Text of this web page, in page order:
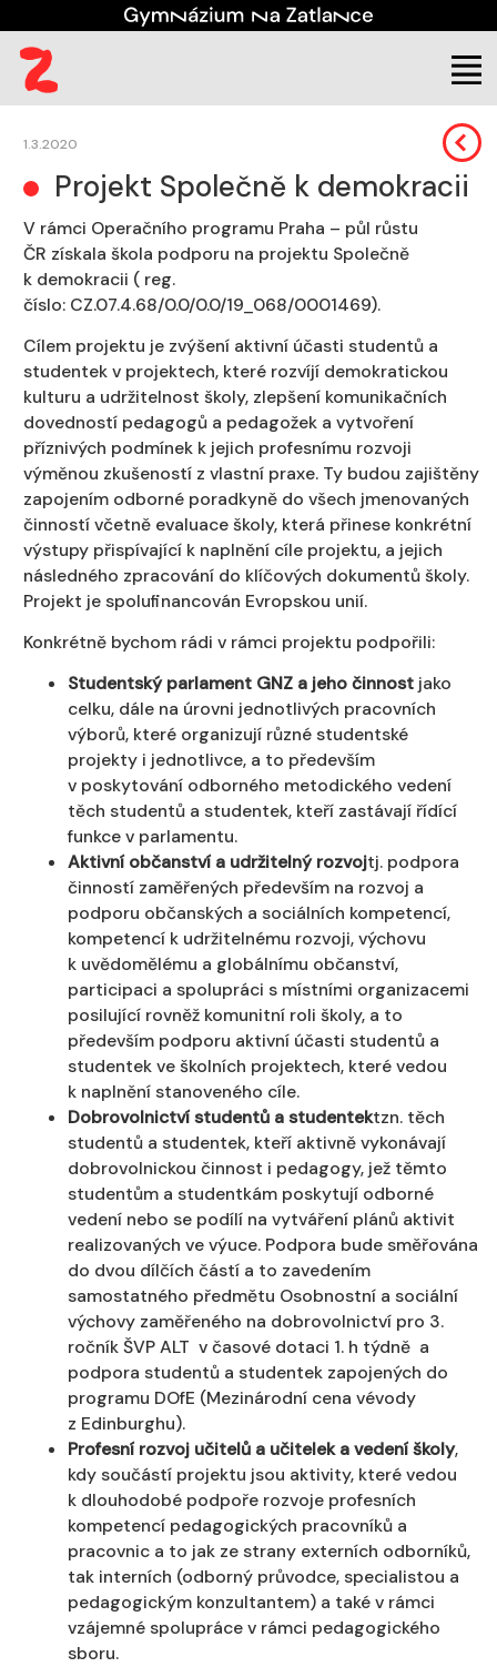
Úřední deska Projekty
1.3.2020
Projekt Společně k demokracii
V rámci Operačního programu Praha – půl růstu
ČR získala škola podporu na projektu Společně
k demokracii ( reg.
číslo: CZ.07.4.68/0.0/0.0/19_068/0001469).
Cílem projektu je zvýšení aktivní účasti studentů a
studentek v projektech, které rozvíjí demokratickou
kulturu a udržitelnost školy, zlepšení komunikačních
dovedností pedagogů a pedagožek a vytvoření
příznivých podmínek k jejich profesnímu rozvoji
výměnou zkušeností z vlastní praxe. Ty budou zajištěny
zapojením odborné poradkyně do všech jmenovaných
činností včetně evaluace školy, která přinese konkrétní
výstupy přispívající k naplnění cíle projektu, a jejich
následného zpracování do klíčových dokumentů školy.
Projekt je spolufinancován Evropskou unií.
Konkrétně bychom rádi v rámci projektu podpořili:
Studentský parlament GNZ a jeho činnost jako
celku, dále na úrovni jednotlivých pracovních
výborů, které organizují různé studentské
projekty i jednotlivce, a to především
v poskytování odborného metodického vedení
těch studentů a studentek, kteří zastávají řídící
funkce v parlamentu.
Aktivní občanství a udržitelný rozvojtj. podpora
činností zaměřených především na rozvoj a
podporu občanských a sociálních kompetencí,
kompetencí k udržitelnému rozvoji, výchovu
k uvědomělému a globálnímu občanství,
participaci a spolupráci s místními organizacemi
posilující rovněž komunitní roli školy, a to
především podporu aktivní účasti studentů a
studentek ve školních projektech, které vedou
k naplnění stanoveného cíle.
Dobrovolnictví studentů a studentektzn. těch
studentů a studentek, kteří aktivně vykonávají
dobrovolnickou činnost i pedagogy, jež těmto
studentům a studentkám poskytují odborné
vedení nebo se podílí na vytváření plánů aktivit
realizovaných ve výuce. Podpora bude směřována
do dvou dílčích částí a to zavedením
samostatného předmětu Osobnostní a sociální
výchovy zaměřeného na dobrovolnictví pro 3.
ročník ŠVP ALT v časové dotaci 1. h týdně a
podpora studentů a studentek zapojených do
programu DOfE (Mezinárodní cena vévody
z Edinburghu).
Profesní rozvoj učitelů a učitelek a vedení školy,
kdy součástí projektu jsou aktivity, které vedou
k dlouhodobé podpoře rozvoje profesních
kompetencí pedagogických pracovníků a
pracovnic a to jak ze strany externích odborníků,
tak interních (odborný průvodce, specialistou a
pedagogickým konzultantem) a také v rámci
vzájemné spolupráce v rámci pedagogického
sboru.